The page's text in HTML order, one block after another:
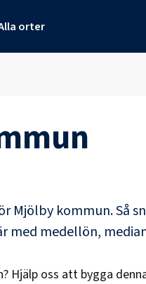
orter
Mjölby kommun. Så
med medellön,
? Hjälp oss att bygga